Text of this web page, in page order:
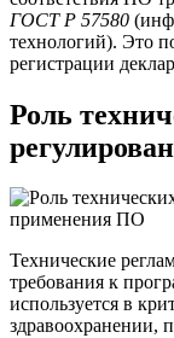
ГОСТ Р 57580
технологий). Это
регистрации
Роль
Технические
требования к
используется в
здравоохранении,